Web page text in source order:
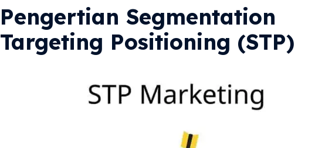
Pengertian Segmentation
Targeting Positioning (STP)